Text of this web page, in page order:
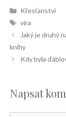
Rubriky
Křesťanství
Štítky
víra
Jaký je druhý
knihy
Kdy byla
Napsat